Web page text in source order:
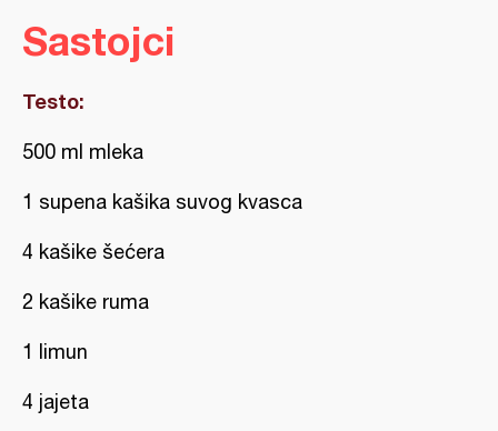
Sastojci
Testo:
500 ml mleka
1 supena kašika suvog kvasca
4 kašike šećera
2 kašike ruma
1 limun
4 jajeta